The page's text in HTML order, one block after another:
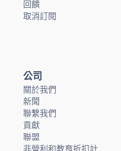
回饋
取消訂閱
公司
關於我們
新聞
聯繫我們
貢獻
聯盟
非營利和教育折扣計